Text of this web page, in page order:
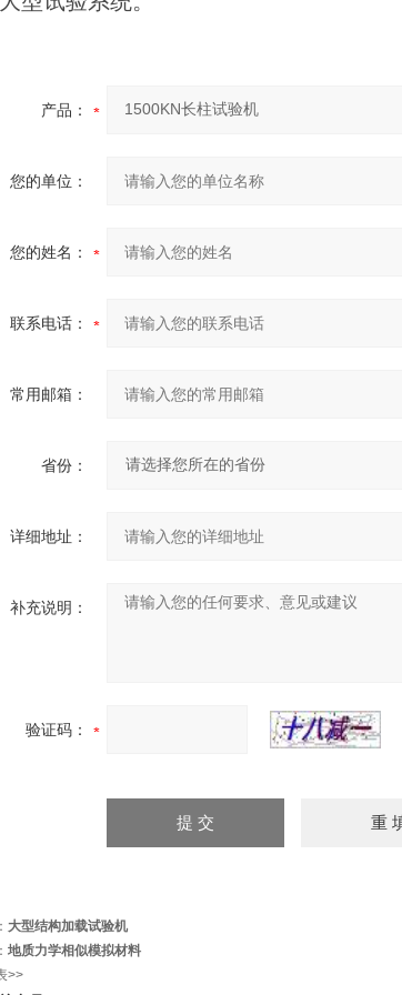
产品：
您的单位：
您的姓名：
联系电话：
常用邮箱：
省份：
详细地址：
补充说明：
验证码：
大型结构加载试验机
地质力学相似模拟材料
>>